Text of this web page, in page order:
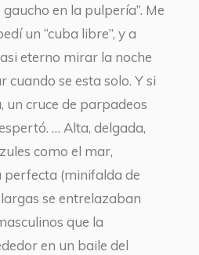
en la pulpería”. Me
un “cuba libre”, y a
eterno mirar la noche
cuando se esta solo. Y si
un cruce de parpadeos
… Alta, delgada,
como el mar,
perfecta (minifalda de
se entrelazaban
que la
en un baile del